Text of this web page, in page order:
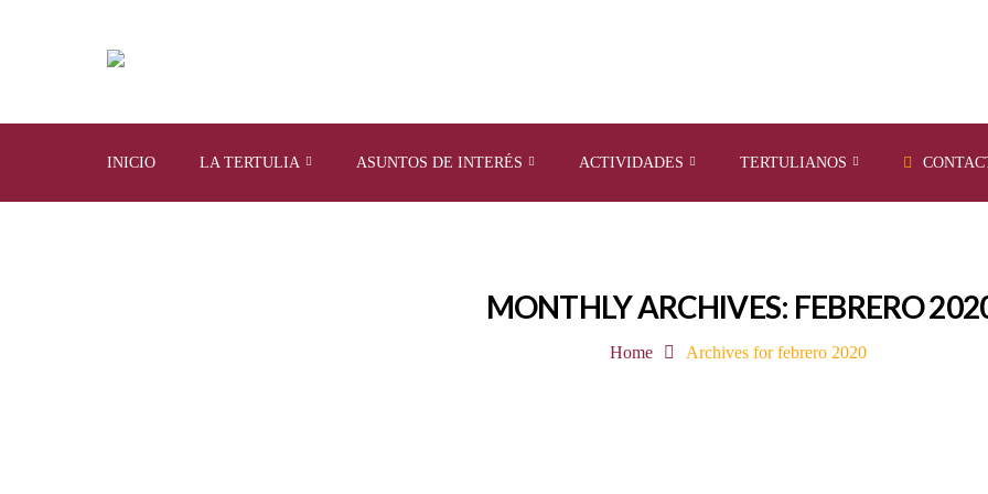
INICIO LA TERTULIA ASUNTOS DE INTERÉS ACTIVIDADES TERTULIANOS
MONTHLY ARCHIVES: FEBRERO
Home Archives for febrero 2020